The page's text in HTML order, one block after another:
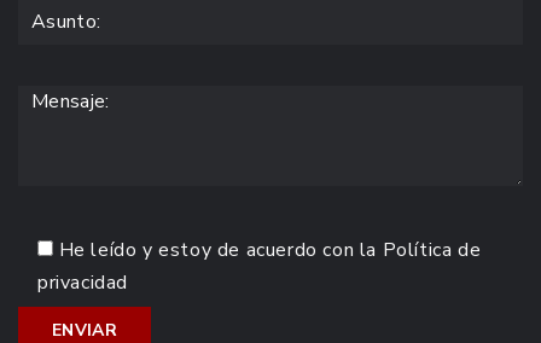
He leído y estoy de acuerdo con la Política de
privacidad